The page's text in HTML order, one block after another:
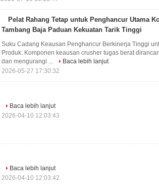
Pelat Rahang Tetap untuk Penghancur Utama
Tambang Baja Paduan Kekuatan Tarik Tinggi
Suku Cadang Keausan Penghancur Berkinerja Tinggi
Produk: Komponen keausan crusher tugas berat
dan mengurangi ...
Baca lebih lanjut
2026-05-27 17:30:32
Baca lebih lanjut
2026-04-10 12:03:43
Baca lebih lanjut
2026-04-10 12:03:42